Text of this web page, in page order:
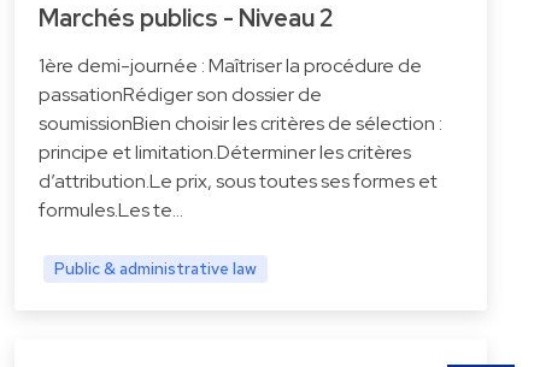
Marchés publics - Niveau 2
1ère demi-journée : Maîtriser la procédure de
passationRédiger son dossier de
soumissionBien choisir les critères de sélection :
principe et limitation.Déterminer les critères
d’attribution.Le prix, sous toutes ses formes et
formules.Les te…
Public & administrative law